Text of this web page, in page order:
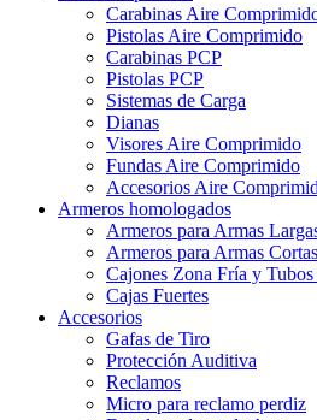
Carabinas Aire
Pistolas Aire Comprimido
Carabinas PCP
Pistolas PCP
Sistemas de Carga
Dianas
Visores Aire Comprimido
Fundas Aire Comprimido
Accesorios Aire
Armeros homologados
Armeros para Armas
Armeros para Armas Cortas
Cajones Zona Fría y Tubos
Cajas Fuertes
Accesorios
Gafas de Tiro
Protección Auditiva
Reclamos
Micro para reclamo perdiz